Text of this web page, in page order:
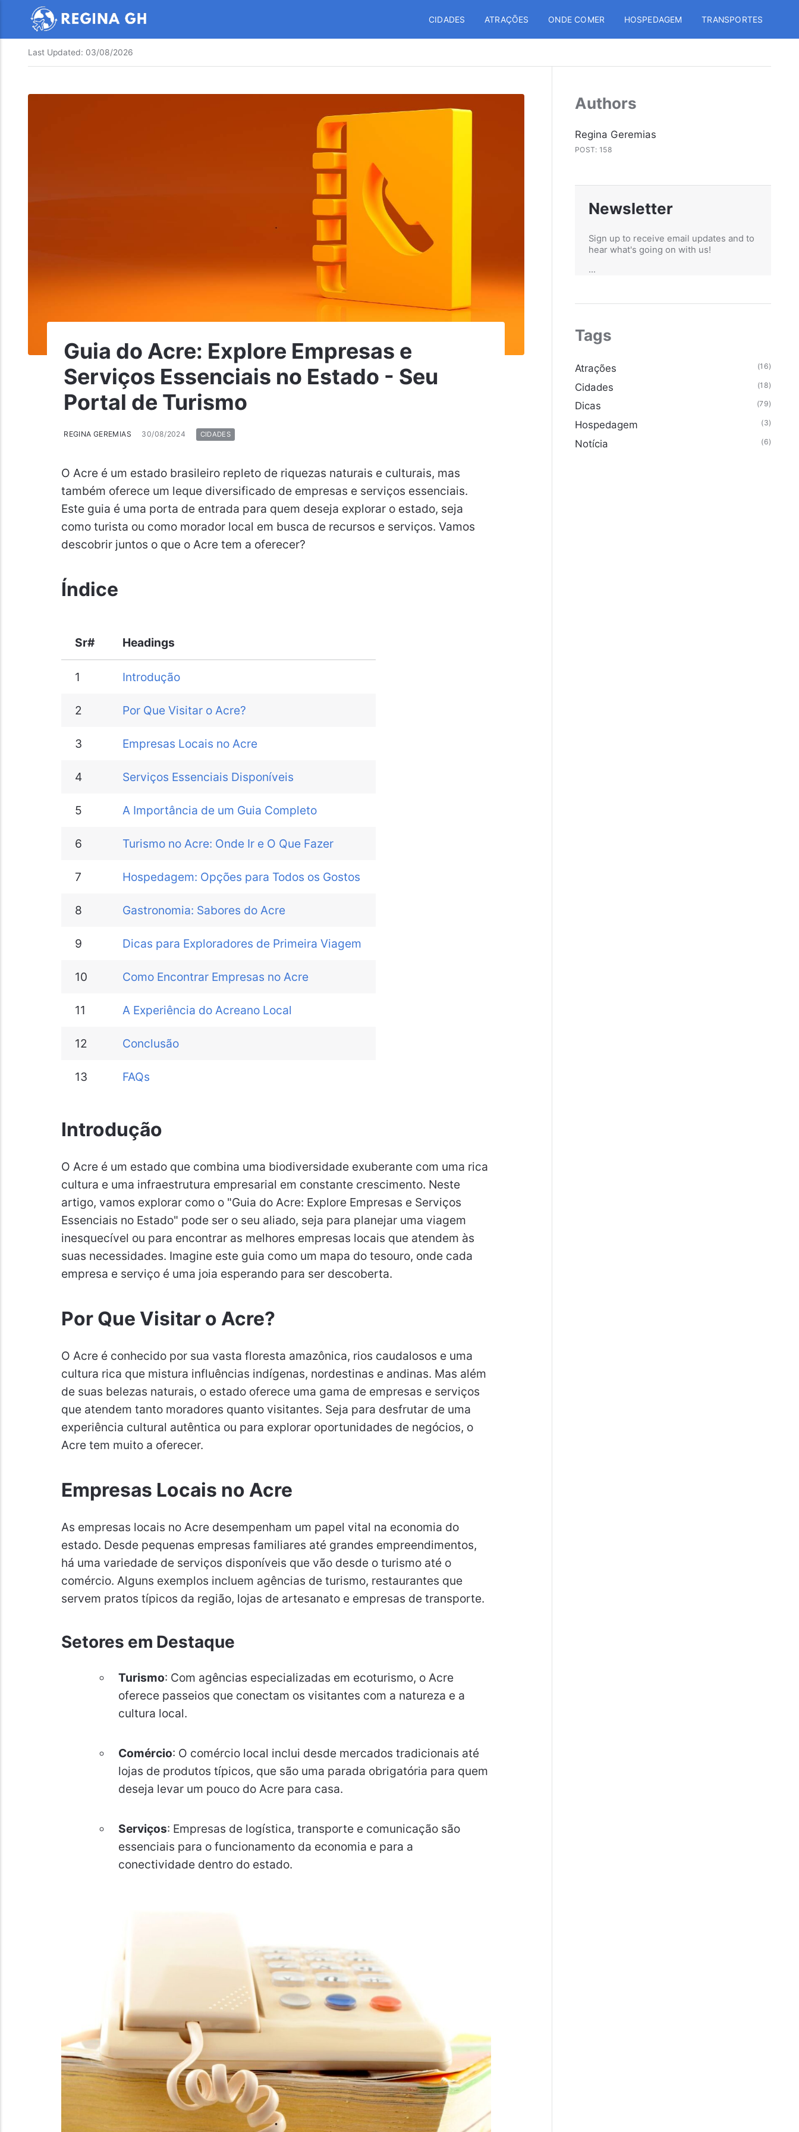
CIDADES ATRAÇÕES ONDE COMER HOSPEDAGEM TRANSPORTES
Last Updated: 03/08/2026
Guia do Acre: Explore Empresas e
Serviços Essenciais no Estado - Seu
Portal de Turismo
REGINA GEREMIAS 30/08/2024 CIDADES
O Acre é um estado brasileiro repleto de riquezas naturais e culturais, mas
também oferece um leque diversificado de empresas e serviços essenciais.
Este guia é uma porta de entrada para quem deseja explorar o estado, seja
como turista ou como morador local em busca de recursos e serviços. Vamos
descobrir juntos o que o Acre tem a oferecer?
Índice
Sr# Headings
1 Introdução
2 Por Que Visitar o Acre?
3 Empresas Locais no Acre
4 Serviços Essenciais Disponíveis
5 A Importância de um Guia Completo
6 Turismo no Acre: Onde Ir e O Que Fazer
7 Hospedagem: Opções para Todos os Gostos
8 Gastronomia: Sabores do Acre
9 Dicas para Exploradores de Primeira Viagem
10 Como Encontrar Empresas no Acre
11 A Experiência do Acreano Local
12 Conclusão
13 FAQs
Introdução
O Acre é um estado que combina uma biodiversidade exuberante com uma rica
cultura e uma infraestrutura empresarial em constante crescimento. Neste
artigo, vamos explorar como o "Guia do Acre: Explore Empresas e Serviços
Essenciais no Estado" pode ser o seu aliado, seja para planejar uma viagem
inesquecível ou para encontrar as melhores empresas locais que atendem às
suas necessidades. Imagine este guia como um mapa do tesouro, onde cada
empresa e serviço é uma joia esperando para ser descoberta.
Por Que Visitar o Acre?
O Acre é conhecido por sua vasta floresta amazônica, rios caudalosos e uma
cultura rica que mistura influências indígenas, nordestinas e andinas. Mas além
de suas belezas naturais, o estado oferece uma gama de empresas e serviços
que atendem tanto moradores quanto visitantes. Seja para desfrutar de uma
experiência cultural autêntica ou para explorar oportunidades de negócios, o
Acre tem muito a oferecer.
Empresas Locais no Acre
As empresas locais no Acre desempenham um papel vital na economia do
estado. Desde pequenas empresas familiares até grandes empreendimentos,
há uma variedade de serviços disponíveis que vão desde o turismo até o
comércio. Alguns exemplos incluem agências de turismo, restaurantes que
servem pratos típicos da região, lojas de artesanato e empresas de transporte.
Setores em Destaque
Turismo: Com agências especializadas em ecoturismo, o Acre
oferece passeios que conectam os visitantes com a natureza e a
cultura local.
Comércio: O comércio local inclui desde mercados tradicionais até
lojas de produtos típicos, que são uma parada obrigatória para quem
deseja levar um pouco do Acre para casa.
Serviços: Empresas de logística, transporte e comunicação são
essenciais para o funcionamento da economia e para a
conectividade dentro do estado.
Authors
Regina Geremias
POST: 158
Newsletter
Sign up to receive email updates and to
hear what's going on with us!
...
Tags
Atrações (16)
Cidades (18)
Dicas (79)
Hospedagem (3)
Notícia (6)